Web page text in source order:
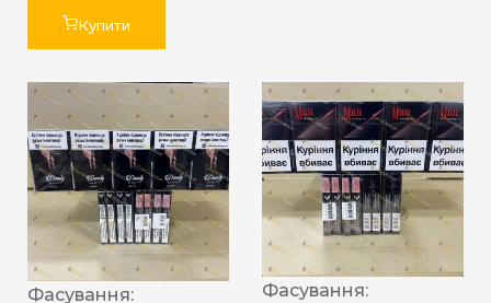
Купити
Фасування:
Фасування: